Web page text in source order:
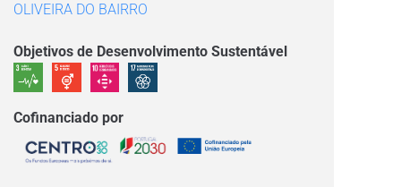
OLIVEIRA DO BAIRRO
Objetivos de Desenvolvimento Sustentável
Cofinanciado por